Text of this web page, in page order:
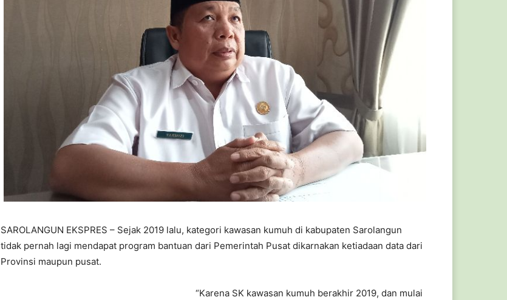
SAROLANGUN EKSPRES – Sejak 2019 lalu, kategori kawasan kumuh di kabupaten Sarolangun
tidak pernah lagi mendapat program bantuan dari Pemerintah Pusat dikarnakan ketiadaan data dari
Provinsi maupun pusat.
“Karena SK kawasan kumuh berakhir 2019, dan mulai